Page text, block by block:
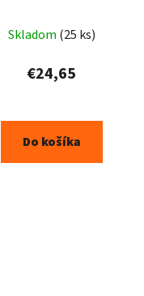
105PD
Skladom (25 ks)
€24,65
Do košíka